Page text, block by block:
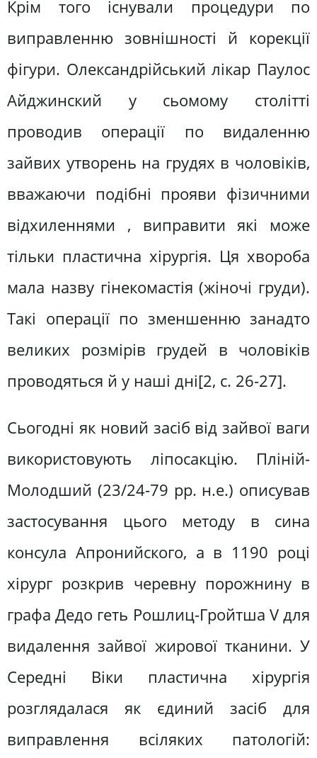
Крім того існували процедури по
виправленню зовнішності й корекції
фігури. Олександрійський лікар Паулос
Айджинский у сьомому столітті
проводив операції по видаленню
зайвих утворень на грудях в чоловіків,
вважаючи подібні прояви фізичними
відхиленнями , виправити які може
тільки пластична хірургія. Ця хвороба
мала назву гінекомастія (жіночі груди).
Такі операції по зменшенню занадто
великих розмірів грудей в чоловіків
проводяться й у наші дні[2, c. 26-27].
Сьогодні як новий засіб від зайвої ваги
використовують ліпосакцію. Пліній-
Молодший (23/24-79 рр. н.е.) описував
застосування цього методу в сина
консула Апронийского, а в 1190 році
хірург розкрив черевну порожнину в
графа Дедо геть Рошлиц-Гройтша V для
видалення зайвої жирової тканини. У
Середні Віки пластична хірургія
розглядалася як єдиний засіб для
виправлення всіляких патологій: